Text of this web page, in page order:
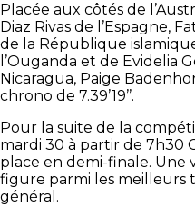
Placée aux côtés de
Diaz Rivas de l’Espagne,
de la République
l’Ouganda et de Evidelia
Nicaragua, Paige
chrono de 7.39’19’’.
Pour la suite de la
mardi 30 à partir de 7h30
place en demi-finale. Une
figure parmi les meilleurs
général.